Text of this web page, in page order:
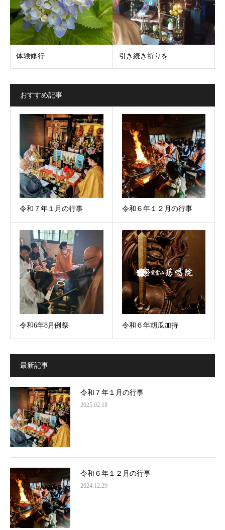
体験修行 引き続き祈りを
おすすめ記事
令和７年１月の行事 令和６年１２月の行事
令和6年8月例祭 令和６年胡瓜加持
最新記事
令和７年１月の行事
2025.02.18
令和６年１２月の行事
2024.12.29